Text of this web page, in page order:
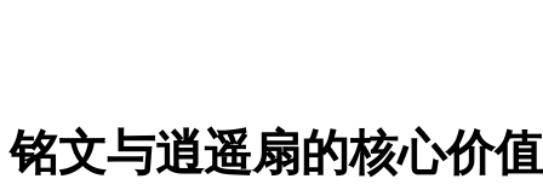
铭文与逍遥扇的核心价值